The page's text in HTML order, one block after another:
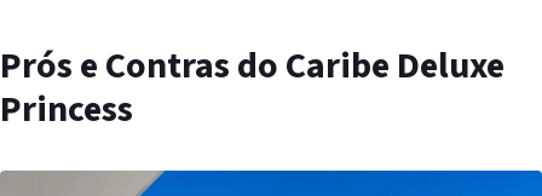
Prós e Contras do Caribe Deluxe
Princess